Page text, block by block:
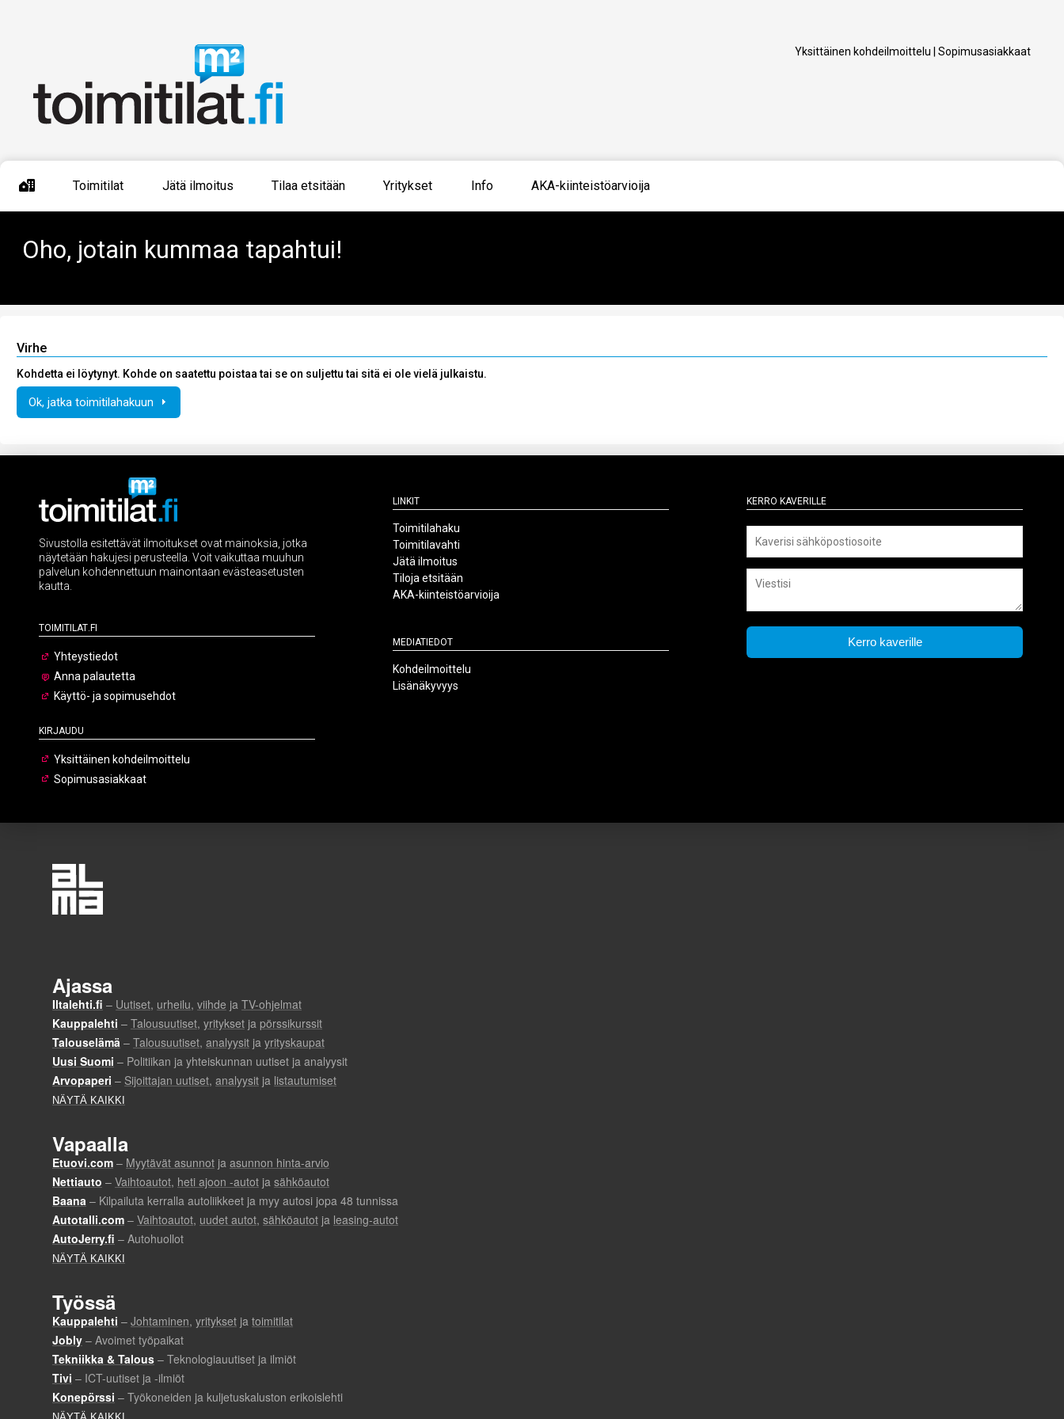
Yksittäinen kohdeilmoittelu Sopimusasiakkaat
Toimitilat Jätä ilmoitus Tilaa etsitään Yritykset Info AKA-kiinteistöarvioija
Oho, jotain kummaa tapahtui!
Virhe
Kohdetta ei löytynyt. Kohde on saatettu poistaa tai se on suljettu tai sitä ei ole vielä julkaistu.
Ok, jatka toimitilahakuun
Sivustolla esitettävät ilmoitukset ovat mainoksia, jotka
näytetään hakujesi perusteella. Voit vaikuttaa muuhun
palvelun kohdennettuun mainontaan evästeasetusten
kautta.
Toimitilat.fi
Yhteystiedot
Anna palautetta
Käyttö- ja sopimusehdot
Kirjaudu
Yksittäinen kohdeilmoittelu
Sopimusasiakkaat
Linkit
Toimitilahaku
Toimitilavahti
Jätä ilmoitus
Tiloja etsitään
AKA-kiinteistöarvioija
Mediatiedot
Kohdeilmoittelu
Lisänäkyvyys
Kerro kaverille